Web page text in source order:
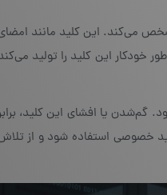
می‌کند. این کلید مانند
این کلید را تولید
یا افشای این کلید،
خصوصی استفاده شود و از